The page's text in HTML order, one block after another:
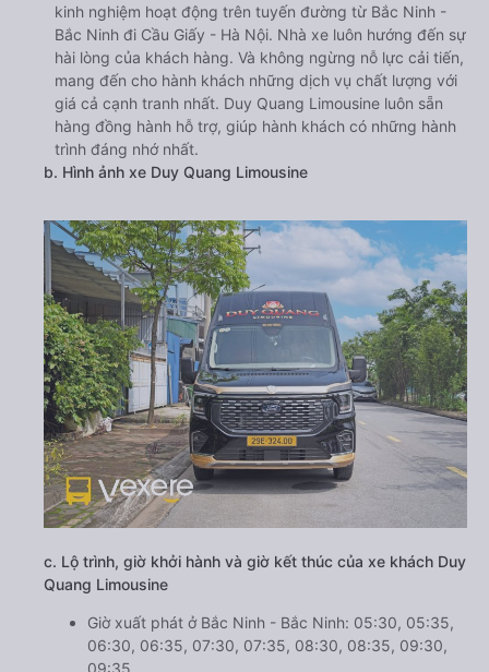
kinh nghiệm hoạt động trên tuyến đường từ Bắc Ninh -
Bắc Ninh đi Cầu Giấy - Hà Nội. Nhà xe luôn hướng đến sự
hài lòng của khách hàng. Và không ngừng nỗ lực cải tiến,
mang đến cho hành khách những dịch vụ chất lượng với
giá cả cạnh tranh nhất. Duy Quang Limousine luôn sẵn
hàng đồng hành hỗ trợ, giúp hành khách có những hành
trình đáng nhớ nhất.
b. Hình ảnh xe Duy Quang Limousine
c. Lộ trình, giờ khởi hành và giờ kết thúc của xe khách Duy
Quang Limousine
Giờ xuất phát ở Bắc Ninh - Bắc Ninh: 05:30, 05:35,
06:30, 06:35, 07:30, 07:35, 08:30, 08:35, 09:30,
09:35